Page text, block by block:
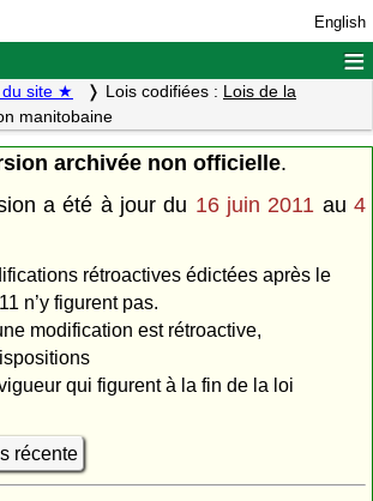
English
≡
site ★ Lois codifiées : Lois de la
manitobaine
archivée non officielle.
a été à jour du 16 juin 2011 au4
rétroactives édictées après le
n’y figurent pas.
modification est rétroactive,
qui figurent à la fin de la loi
récente